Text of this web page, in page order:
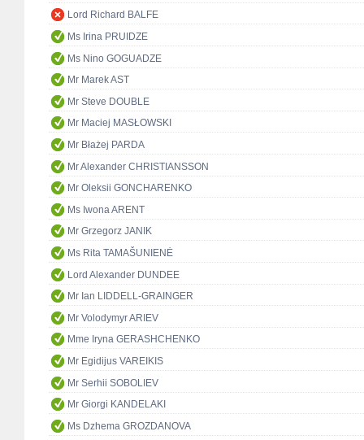
Lord Richard BALFE
Ms Irina PRUIDZE
Ms Nino GOGUADZE
Mr Marek AST
Mr Steve DOUBLE
Mr Maciej MASŁOWSKI
Mr Błażej PARDA
Mr Alexander CHRISTIANSSON
Mr Oleksii GONCHARENKO
Ms Iwona ARENT
Mr Grzegorz JANIK
Ms Rita TAMAŠUNIENĖ
Lord Alexander DUNDEE
Mr Ian LIDDELL-GRAINGER
Mr Volodymyr ARIEV
Mme Iryna GERASHCHENKO
Mr Egidijus VAREIKIS
Mr Serhii SOBOLIEV
Mr Giorgi KANDELAKI
Ms Dzhema GROZDANOVA